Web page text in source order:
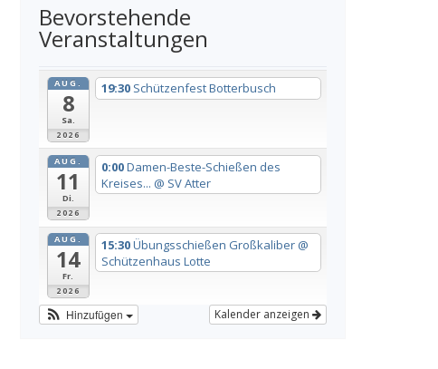
Bevorstehende
Veranstaltungen
AUG.
8
Sa.
2026
19:30 Schützenfest Botterbusch
AUG.
11
Di.
2026
0:00Damen-Beste-Schießen des
Kreises... @ SV Atter
AUG.
14
Fr.
2026
15:30Übungsschießen Großkaliber @
Schützenhaus Lotte
Kalender anzeigen
Hinzufügen